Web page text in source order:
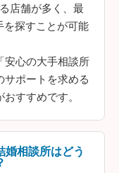
店舗が多く、最
を探すことが可能
安心の大手相談所
サポートを求める
すすめです。
婚相談所はどう